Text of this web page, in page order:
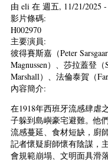
由 eli 在 週五, 11/21/2025
影片條碼:
H002970
主要演員:
彼得賽斯嘉（Peter
Magnussen）、莎拉蓋登
Marshall）、法倫泰賀（
內容簡介:
在1918年西班牙流感肆虐
子躲到島嶼豪宅避難。他
流感蔓延、食材短缺，廚
記者懷疑廚師懷有陰謀，
會規範崩塌、文明面具滑